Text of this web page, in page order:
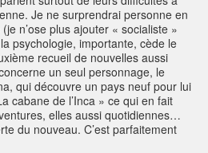
Je ne surprendrai personne en
n’ose plus ajouter « socialiste »
psychologie, importante, cède le
recueil de nouvelles aussi
un seul personnage, le
qui découvre un pays neuf pour lui
cabane de l’Inca » ce qui en fait
elles aussi quotidiennes…
du nouveau. C’est parfaitement